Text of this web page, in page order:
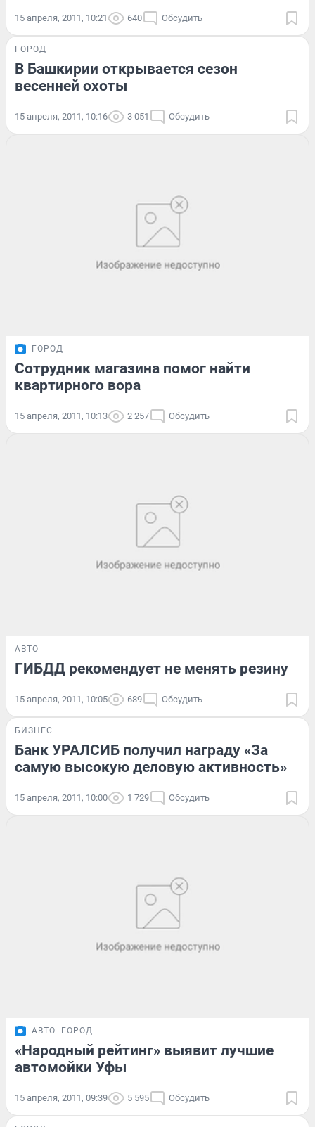
15 апреля, 2011, 10:21 640 Обсудить
ГОРОД
В Башкирии открывается сезон
весенней охоты
15 апреля, 2011, 10:16 3 051 Обсудить
ГОРОД
Сотрудник магазина помог найти
квартирного вора
15 апреля, 2011, 10:13 2 257 Обсудить
АВТО
ГИБДД рекомендует не менять резину
15 апреля, 2011, 10:05 689 Обсудить
БИЗНЕС
Банк УРАЛСИБ получил награду «За
самую высокую деловую активность»
15 апреля, 2011, 10:00 1 729 Обсудить
АВТО ГОРОД
«Народный рейтинг» выявит лучшие
автомойки Уфы
15 апреля, 2011, 09:39 5 595 Обсудить